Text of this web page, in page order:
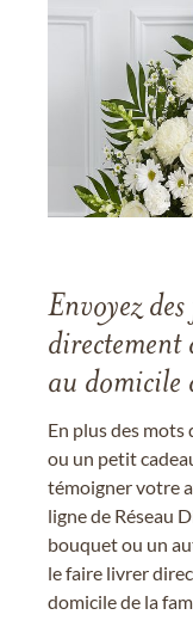
Envoyez
directement
au domicile
En plus des mots
ou un petit
témoigner votre
ligne de Réseau
bouquet ou un
le faire livrer
domicile de la